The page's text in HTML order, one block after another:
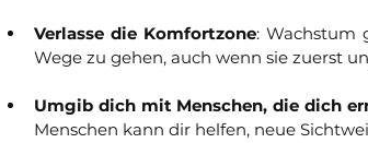
Verlasse die Komfortzone: Wachstum
Wege zu gehen, auch wenn sie zuerst
Umgib dich mit Menschen, die dich
Menschen kann dir helfen, neue